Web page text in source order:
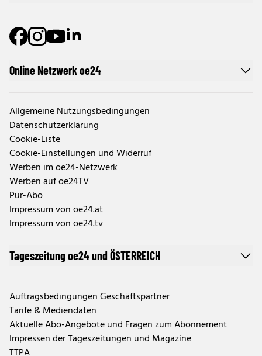
Online Netzwerk oe24
Allgemeine Nutzungsbedingungen
Datenschutzerklärung
Cookie-Liste
Cookie-Einstellungen und Widerruf
Werben im oe24-Netzwerk
Werben auf oe24TV
Pur-Abo
Impressum von oe24.at
Impressum von oe24.tv
Tageszeitung oe24 und ÖSTERREICH
Auftragsbedingungen Geschäftspartner
Tarife & Mediendaten
Aktuelle Abo-Angebote und Fragen zum Abonnement
Impressen der Tageszeitungen und Magazine
TTPA